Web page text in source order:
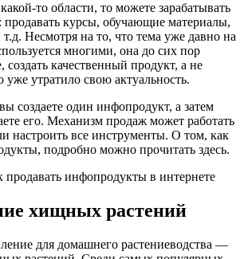
то области, то можете зарабатывать
продавать курсы, обучающие материалы,
Несмотря на то, что тема уже давно на
многими, она до сих пор
создать качественный продукт, а не
уже утратило свою актуальность.
создаете один инфопродукт, а затем
его. Механизм продаж может работать
настроить все инструменты. О том, как
подробно можно прочитать здесь.
хищных растений
для домашнего растениеводства —